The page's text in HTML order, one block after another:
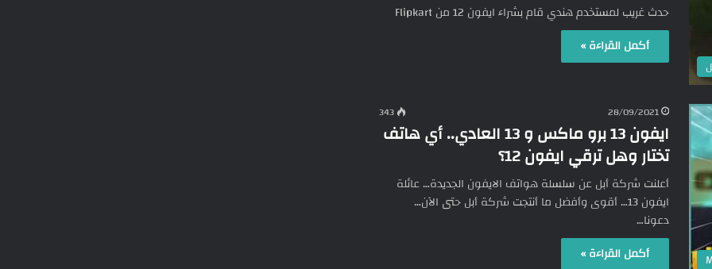
حدث غريب لمستخدم هندي قام بشراء ايفون 12 من Flipkart
أكمل القراءة »
28/09/2021
343
ايفون 13 برو ماكس و 13 العادي.. أي هاتف
تختار وهل ترقي ايفون 12؟
أعلنت شركة أبل عن سلسلة هواتف الايفون الجديدة… عائلة
ايفون 13… أقوى وأفضل ما أنتجت شركة أبل حتى الآن…
دعونا…
أكمل القراءة »